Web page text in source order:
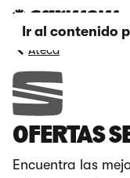
Ir al contenido
Ateca
OFERTAS
Encuentra las